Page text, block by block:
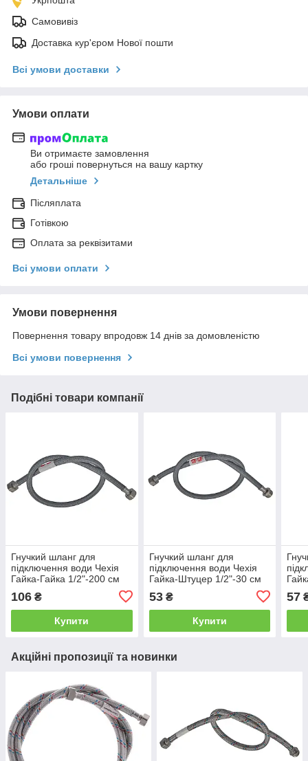
Самовивіз
Доставка кур'єром Нової пошти
Всі умови доставки
Умови оплати
Ви отримаєте замовлення
або гроші повернуться на вашу картку
Детальніше
Післяплата
Готівкою
Оплата за реквізитами
Всі умови оплати
Умови повернення
Повернення товару впродовж 14 днів за домовленістю
Всі умови повернення
Подібні товари компанії
Гнучкий шланг для
підключення води Чехія
Гайка-Гайка 1/2"-200 см
106 ₴
Купити
Гнучкий шланг для
підключення води Чехія
Гайка-Штуцер 1/2"-30 см
53₴
Купити
57
Акційні пропозиції та новинки